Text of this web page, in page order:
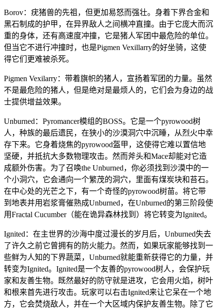
Borov：疣猪兽的先祖，但更加易怒而强壮。身着下界合金和
黑石制成的护甲，在异界敌人之间横冲直撞。由于它庞大而沉
重的身体，还有高速度冲撞，它是猪人军团中最危险的单位。
但当它不进行冲撞时，也是Pigmen Vexillarry的好坐骑，这使
得它们更难被杀死。
Pigmen Vexilarry：带着旗帜的猪人，宣扬着军团的力量。虽然
不是最危险的猪人，但是绝对是最烦人的，它们会为身边的战
士提供增益效果。
Unburned：Pyromancer模组的BOSS。它是一个pyrowood树
人，种族的最后遗民，在狭小的沙漠洞穴中沉睡，从烈火中幸
存下来。它身着烧焦的pyrowood盔甲，这使得它难以置信地
坚硬，并抵抗大多数物理攻击。然而斧头和Mace却能对它造
成额外伤害。为了召唤the Unburned，你必须找到沙漠中的一
个小洞穴，它会通向一个繁茂的洞穴，里面有煤炭块和苔石。
在中心处的光芒之下，有一个奇怪的pyrowood树苗。将它带
到地表并用岩浆膏催熟成Unburned，在Unburned的第三阶段使
用Fractal Cucumber（能在诡异森林找到）将它转变为Ignited。
Ignited：在主世界的沙海中度过漫长的岁月后，Unburned失去
了许久之前它曾拥有的防火能力。然而，如果玩家能够找到一
些鲜为人知的下界蔬菜，Unburned就能重新获得它的力量，并
转变为Ignited。Ignited是一个友善的pyrowood树人，会保护玩
家和友善生物。既然最好的防守就是进攻，它会用火焰，树叶
和根来首先进行攻击。玩家可以右击Ignited来让它呆在一个地
方，它会焚烧敌人，并在一个大区域内保护友善生物。除了它